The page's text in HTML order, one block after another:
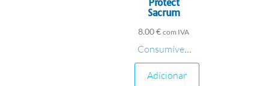
Protect
Sacrum
8.00€ com IVA
Consumíveis
Material de
Penso
Adicionar